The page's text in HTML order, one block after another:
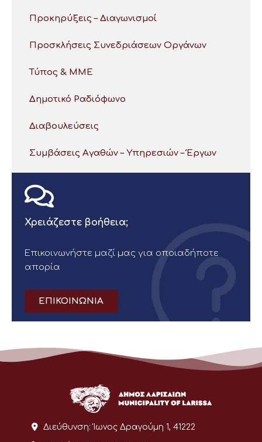
Προκηρύξεις – Διαγωνισμοί
Προσκλήσεις Συνεδριάσεων Οργάνων
Τύπος & ΜΜΕ
Δημοτικό Ραδιόφωνο
Διαβουλεύσεις
Συμβάσεις Αγαθών – Υπηρεσιών – Έργων
Χρειάζεστε βοήθεια;
Επικοινωνήστε μαζί μας για οποιαδήποτε
απορία
ΕΠΙΚΟΙΝΩΝΙΑ
Διεύθυνση: Ίωνος Δραγούμη 1, 41222